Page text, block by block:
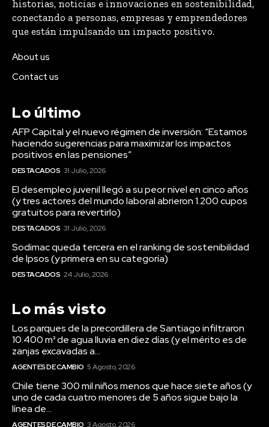
historias, noticias e innovaciones en sostenibilidad,
conectando a personas, empresas y emprendedores
que están impulsando un impacto positivo.
About us
Contact us
Lo último
AFP Capital y el nuevo régimen de inversión: “Estamos
haciendo sugerencias para maximizar los impactos
positivos en las pensiones”
DESTACADOS 31 Julio, 2026
El desempleo juvenil llegó a su peor nivel en cinco años
(y tres actores del mundo laboral abrieron 1.200 cupos
gratuitos para revertirlo)
DESTACADOS 31 Julio, 2026
Sodimac queda tercera en el ranking de sostenibilidad
de Ipsos (y primera en su categoría)
DESTACADOS 24 Julio, 2026
Lo más visto
Los parques de la precordillera de Santiago infiltraron
10.400 m³ de agua lluvia en diez días (y el mérito es de
zanjas excavadas a...
AGENTES DE CAMBIO 5 Agosto, 2026
Chile tiene 300 mil niños menos que hace siete años (y
uno de cada cuatro menores de 5 años sigue bajo la
línea de...
AGENTES DE CAMBIO 3 Agosto, 2026